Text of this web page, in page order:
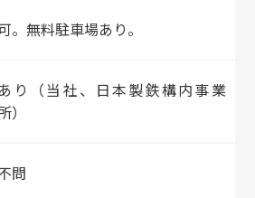
。無料駐車場あり。
あり（当社、日本製鉄構内事業
）
問